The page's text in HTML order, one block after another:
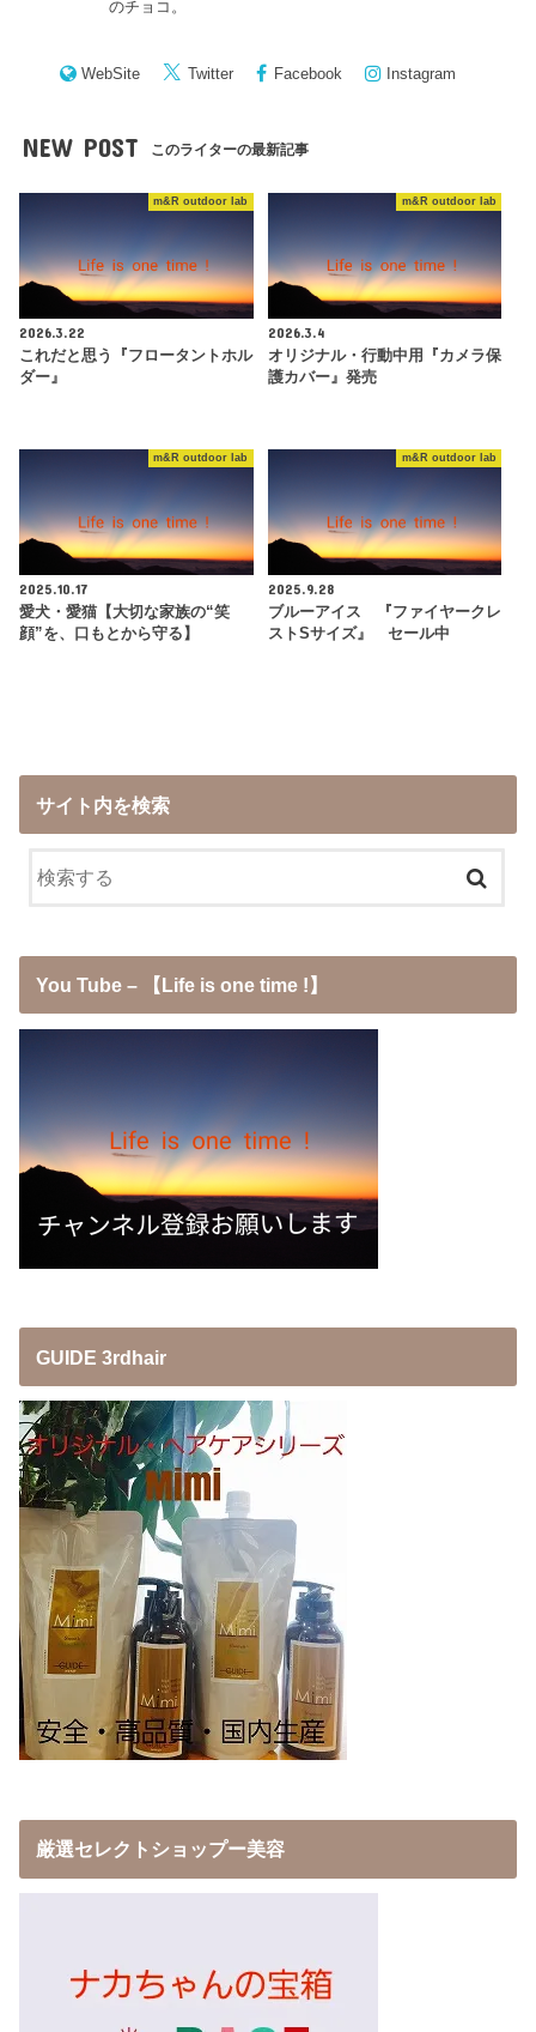
のチョコ。
WebSite Twitter Facebook Instagram
NEW POST このライターの最新記事
m&R outdoor lab
2026.3.22
これだと思う『フロータントホル
ダー』
m&R outdoor lab
2026.3.4
オリジナル・行動中用『カメラ保
護カバー』発売
m&R outdoor lab
2025.10.17
愛犬・愛猫【大切な家族の“笑
顔”を、口もとから守る】
m&R outdoor lab
2025.9.28
ブルーアイス 『ファイヤークレ
ストSサイズ』 セール中
サイト内を検索
You Tube – 【Life is one time !】
GUIDE 3rdhair
厳選セレクトショップー美容